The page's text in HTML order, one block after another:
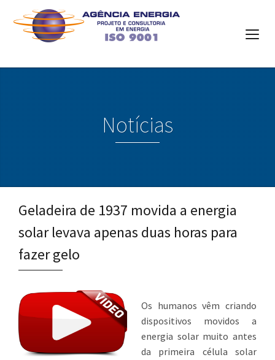
Notícias
Geladeira de 1937 movida a energia
solar levava apenas duas horas para
fazer gelo
Os humanos vêm criando
dispositivos movidos a
energia solar muito antes
da primeira célula solar